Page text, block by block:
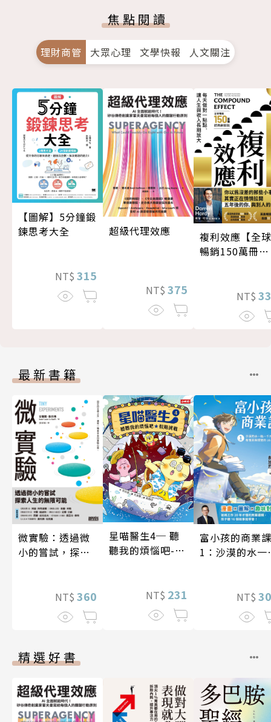
焦點閱讀
理財商管 大眾心理 文學快報 人文關注
【圖解】5分鐘鍛
鍊思考大全
NT$ 315
超級代理效應
NT$ 375
複利效應【全球
暢銷150萬冊・
NT$
最新書籍
微實驗：透過微
小的嘗試，探索
NT$ 360
星喵醫生4─ 聽
聽我的煩惱吧-假
NT$ 231
富小孩的商業課
1：沙漠的水一
NT$
精選好書